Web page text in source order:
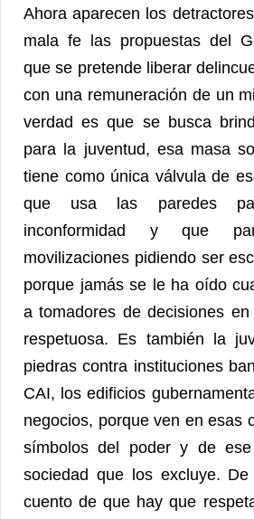
Ahora aparecen los
mala fe las propuestas del
que se pretende liberar
con una remuneración de un
verdad es que se busca
para la juventud, esa masa
tiene como única válvula de
que usa las paredes
inconformidad y que
movilizaciones pidiendo ser
porque jamás se le ha oído
a tomadores de decisiones
respetuosa. Es también la
piedras contra instituciones
CAI, los edificios
negocios, porque ven en esas
símbolos del poder y de
sociedad que los excluye.
cuento de que hay que